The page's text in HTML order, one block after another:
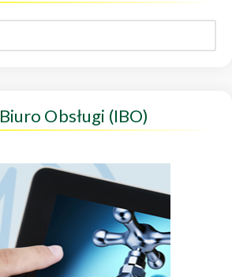
Biuro Obsługi (IBO)